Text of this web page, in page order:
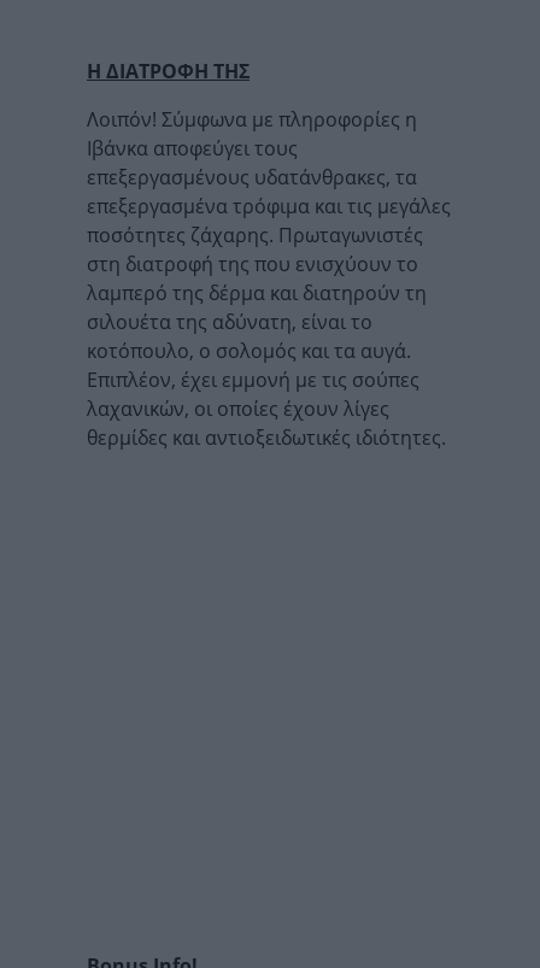
Η ΔΙΑΤΡΟΦΗ ΤΗΣ
Λοιπόν! Σύμφωνα με πληροφορίες η
Ιβάνκα αποφεύγει τους
επεξεργασμένους υδατάνθρακες, τα
επεξεργασμένα τρόφιμα και τις μεγάλες
ποσότητες ζάχαρης. Πρωταγωνιστές
στη διατροφή της που ενισχύουν το
λαμπερό της δέρμα και διατηρούν τη
σιλουέτα της αδύνατη, είναι το
κοτόπουλο, ο σολομός και τα αυγά.
Επιπλέον, έχει εμμονή με τις σούπες
λαχανικών, οι οποίες έχουν λίγες
θερμίδες και αντιοξειδωτικές ιδιότητες.